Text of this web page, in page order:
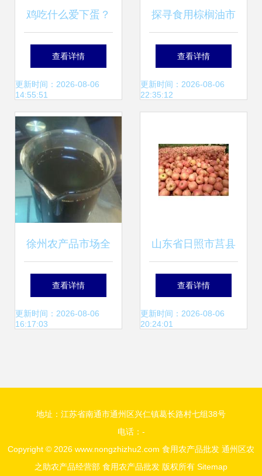
鸡吃什么爱下蛋？
——科学饲养与食
用农产品批发采购
指南
查看详情
更新时间：2026-08-06
14:55:51
探寻食用棕榈油市
场 供应、批发、价
格一站式解析
查看详情
更新时间：2026-08-06
22:35:12
徐州农产品市场全
览 从批发到零售的
价格动态与厂家直
查看详情
更新时间：2026-08-06
16:17:03
山东省日照市莒县
腾达农产品公司 优
质农产品批发供应
查看详情
更新时间：2026-08-06
20:24:01
地址：江苏省南通市通州区兴仁镇葛长路村七组38号
电话：-
Copyright © 2026 www.nongzhizhu2.com 食用农产品批发 通州区农
之助农产品经营部 食用农产品批发 版权所有 Sitemap